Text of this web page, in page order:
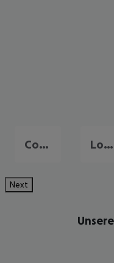
Costa Adeje Los Christianos
Next